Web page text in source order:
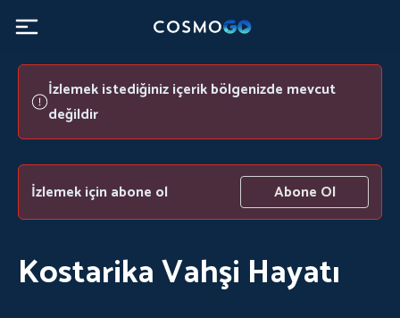
İzlemek istediğiniz içerik bölgenizde mevcut
değildir
İzlemek için abone ol Abone Ol
Kostarika Vahşi Hayatı